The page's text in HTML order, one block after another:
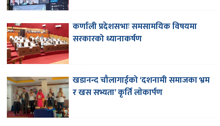
कर्णाली प्रदेशसभाः समसामयिक विषयमा
सरकारको ध्यानाकर्षण
खडानन्द चौलागाईको ‘दशनामी समाजका भ्रम
र खस सभ्यता’ कृर्ति लाेकार्पण